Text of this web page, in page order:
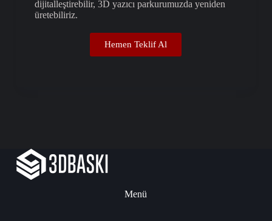
dijitalleştirebilir, 3D yazıcı parkurumuzda yeniden
üretebiliriz.
Hemen Teklif Al
Menü